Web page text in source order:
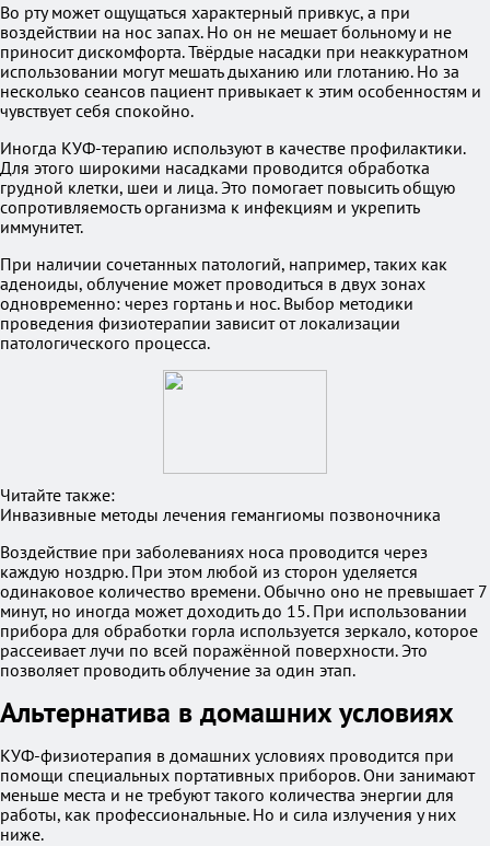
Во рту может ощущаться характерный привкус, а при
воздействии на нос запах. Но он не мешает больному и не
приносит дискомфорта. Твёрдые насадки при неаккуратном
использовании могут мешать дыханию или глотанию. Но за
несколько сеансов пациент привыкает к этим особенностям и
чувствует себя спокойно.
Иногда КУФ-терапию используют в качестве профилактики.
Для этого широкими насадками проводится обработка
грудной клетки, шеи и лица. Это помогает повысить общую
сопротивляемость организма к инфекциям и укрепить
иммунитет.
При наличии сочетанных патологий, например, таких как
аденоиды, облучение может проводиться в двух зонах
одновременно: через гортань и нос. Выбор методики
проведения физиотерапии зависит от локализации
патологического процесса.
Читайте также:
Инвазивные методы лечения гемангиомы позвоночника
Воздействие при заболеваниях носа проводится через
каждую ноздрю. При этом любой из сторон уделяется
одинаковое количество времени. Обычно оно не превышает 7
минут, но иногда может доходить до 15. При использовании
прибора для обработки горла используется зеркало, которое
рассеивает лучи по всей поражённой поверхности. Это
позволяет проводить облучение за один этап.
Альтернатива в домашних условиях
КУФ-физиотерапия в домашних условиях проводится при
помощи специальных портативных приборов. Они занимают
меньше места и не требуют такого количества энергии для
работы, как профессиональные. Но и сила излучения у них
ниже.